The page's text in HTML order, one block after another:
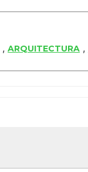
, ARQUITECTURA ,